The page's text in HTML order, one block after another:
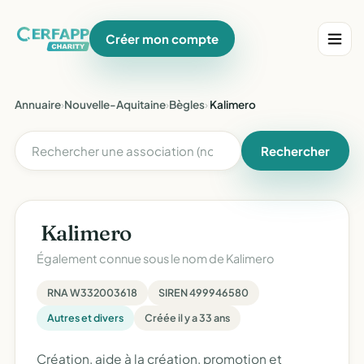
Créer mon compte
Annuaire›Nouvelle-Aquitaine›Bègles› Kalimero 
Rechercher
 Kalimero 
Également connue sous le nom de Kalimero
RNA W332003618
SIREN 499946580
Autres et divers
Créée il y a 33 ans
Création, aide à la création, promotion et